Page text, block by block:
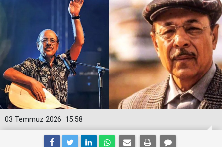
15:58
03 Temmuz 2026